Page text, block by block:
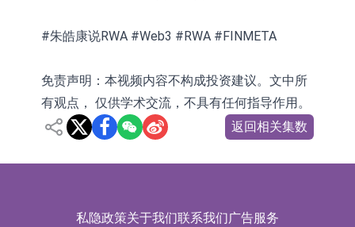
#朱皓康说RWA #Web3 #RWA #FINMETA
免责声明：本视频内容不构成投资建议。文中所
有观点， 仅供学术交流，不具有任何指导作用。
返回相关集数
私隐政策关于我们联系我们广告服务